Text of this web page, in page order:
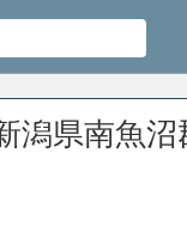
潟県南魚